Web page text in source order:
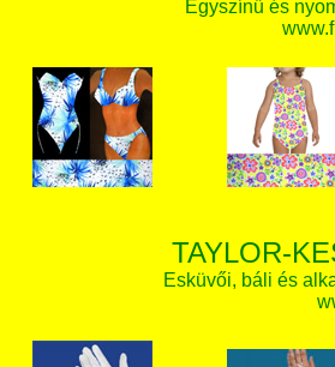
Egyszínű és
TAYLOR-
Esküvői, báli és